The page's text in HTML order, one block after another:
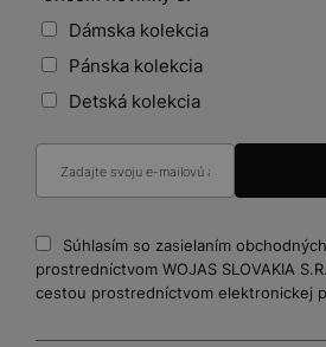
Dámska kolekcia
Pánska kolekcia
Detská kolekcia
Súhlasím so zasielaním
prostredníctvom WOJAS SLOVAKIA
cestou prostredníctvom elektronickej